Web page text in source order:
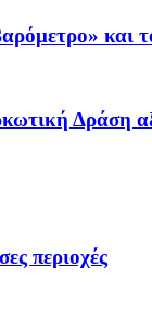
και
Δράση
περιοχές